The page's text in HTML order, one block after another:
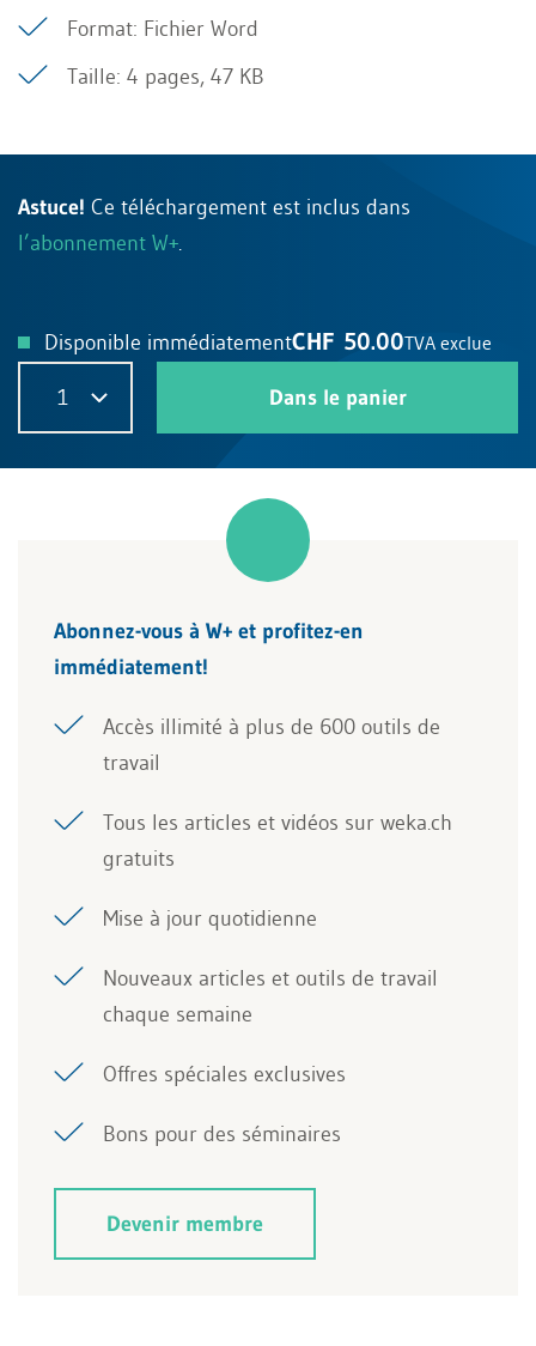
Format: Fichier Word
Taille: 4 pages, 47 KB
Astuce! Ce téléchargement est inclus dans
l’abonnement W+.
Disponible immédiatementCHF 50.00TVA exclue
1 Dans le panier
Abonnez-vous à W+ et profitez-en
immédiatement!
Accès illimité à plus de 600 outils de
travail
Tous les articles et vidéos sur weka.ch
gratuits
Mise à jour quotidienne
Nouveaux articles et outils de travail
chaque semaine
Offres spéciales exclusives
Bons pour des séminaires
Devenir membre